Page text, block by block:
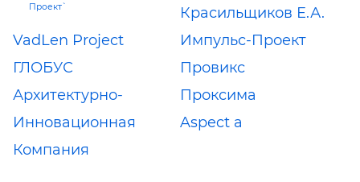
Проект`
Красильщиков Е.А.
VadLen Project
Импульс-Проект
ГЛОБУС
Провикс
Архитектурно-
Инновационная
Компания
Проксима
Aspect a